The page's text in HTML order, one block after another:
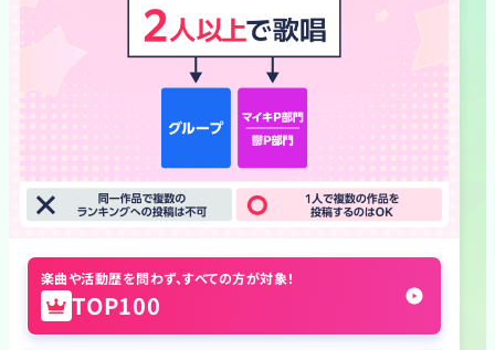
楽曲や活動歴を問わず、すべての方が対象！
TOP100